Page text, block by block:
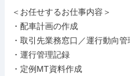
＜お任せするお仕事内容＞
・配車計画の作成
・取引先業務窓口／運行動向管
・運行管理記録
・定例MT資料作成